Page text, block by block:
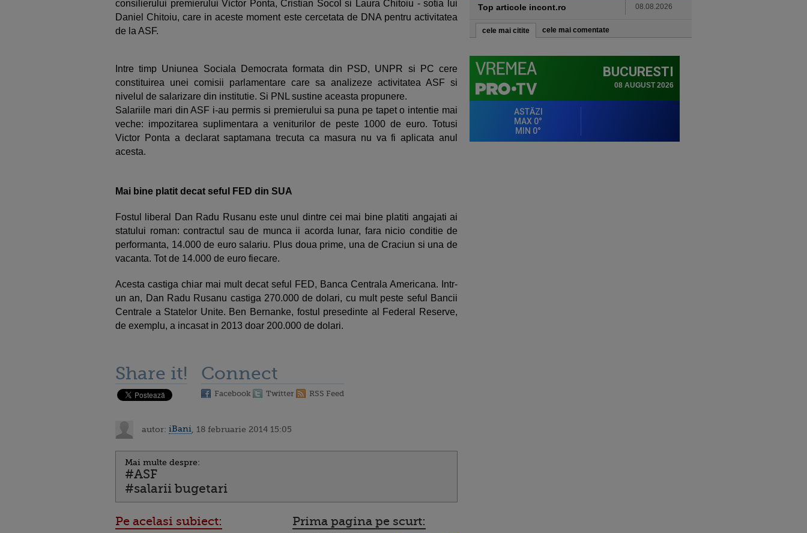
consilierului premierului Victor Ponta, Cristian Socol si Laura Chitoiu - sotia lui
Daniel Chitoiu, care in aceste moment este cercetata de DNA pentru activitatea
de la ASF.
Intre timp Uniunea Sociala Democrata formata din PSD, UNPR si PC cere
constituirea unei comisii parlamentare care sa analizeze activitatea ASF si
nivelul de salarizare din institutie. Si PNL sustine aceasta propunere.
Salariile mari din ASF i-au permis si premierului sa puna pe tapet o intentie mai
veche: impozitarea suplimentara a veniturilor de peste 1000 de euro. Totusi
Victor Ponta a declarat saptamana trecuta ca masura nu va fi aplicata anul
acesta.
Mai bine platit decat seful FED din SUA
Fostul liberal Dan Radu Rusanu este unul dintre cei mai bine platiti angajati ai
statului roman: contractul sau de munca ii acorda lunar, fara nicio conditie de
performanta, 14.000 de euro salariu. Plus doua prime, una de Craciun si una de
vacanta. Tot de 14.000 de euro fiecare.
Acesta castiga chiar mai mult decat seful FED, Banca Centrala Americana. Intr-
un an, Dan Radu Rusanu castiga 270.000 de dolari, cu mult peste seful Bancii
Centrale a Statelor Unite. Ben Bernanke, fostul presedinte al Federal Reserve,
de exemplu, a incasat in 2013 doar 200.000 de dolari.
Share it! Connect
Facebook Twitter RSS Feed
autor: iBani , 18 februarie 2014 15:05
Mai multe despre:
#ASF
#salarii bugetari
Pe acelasi subiect: Prima pagina pe scurt:
Top articole incont.ro 08.08.2026
cele mai citite cele mai comentate